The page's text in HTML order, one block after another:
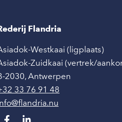
Flandria
Westkaai (ligplaats)
Zuidkaai (vertrek/
2030, Antwerpen
33 76 91 48